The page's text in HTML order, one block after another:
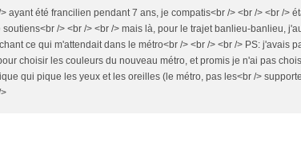
ayant été francilien pendant 7 ans, je compatis<br /> <br /> <br />
soutiens<br /> <br /> <br /> mais là, pour le trajet banlieu-banlieu,
ce qui m'attendait dans le métro<br /> <br /> <br /> PS: j'avais
choisir les couleurs du nouveau métro, et promis je n'ai pas
qui pique les yeux et les oreilles (le métro, pas les<br />